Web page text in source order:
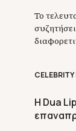
Το
τους, η
Η Dua